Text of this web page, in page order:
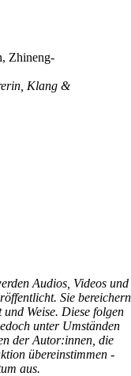
Klang &
Audios, Videos und
Sie bereichern
Weise. Diese folgen
unter Umständen
der Autor:innen, die
übereinstimmen -
aus.